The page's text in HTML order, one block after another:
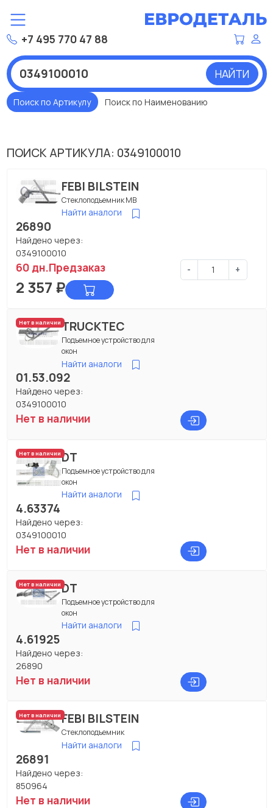
+7 495 770 47 88
НАЙТИ
Поиск по Артикулу Поиск по Наименованию
ПОИСК АРТИКУЛА: 0349100010
FEBI BILSTEIN
Стеклоподъемник МВ
Найти аналоги
26890
Найдено через:
0349100010
60 дн.Предзаказ - +
2 357 ₽
Нет в наличииTRUCKTEC
Подъемное устройство для
окон
Найти аналоги
01.53.092
Найдено через:
0349100010
Нет в наличии
Нет в наличииDT
Подъемное устройство для
окон
Найти аналоги
4.63374
Найдено через:
0349100010
Нет в наличии
Нет в наличииDT
Подъемное устройство для
окон
Найти аналоги
4.61925
Найдено через:
26890
Нет в наличии
Нет в наличииFEBI BILSTEIN
Стеклоподъемник
Найти аналоги
26891
Найдено через:
850964
Нет в наличии